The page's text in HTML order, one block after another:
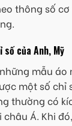
thông số
số của Anh, Mỹ
mẫu áo
một số chỉ
thường có
Á. Khi